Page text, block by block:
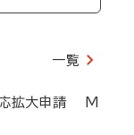
一覧
応拡大申請 M